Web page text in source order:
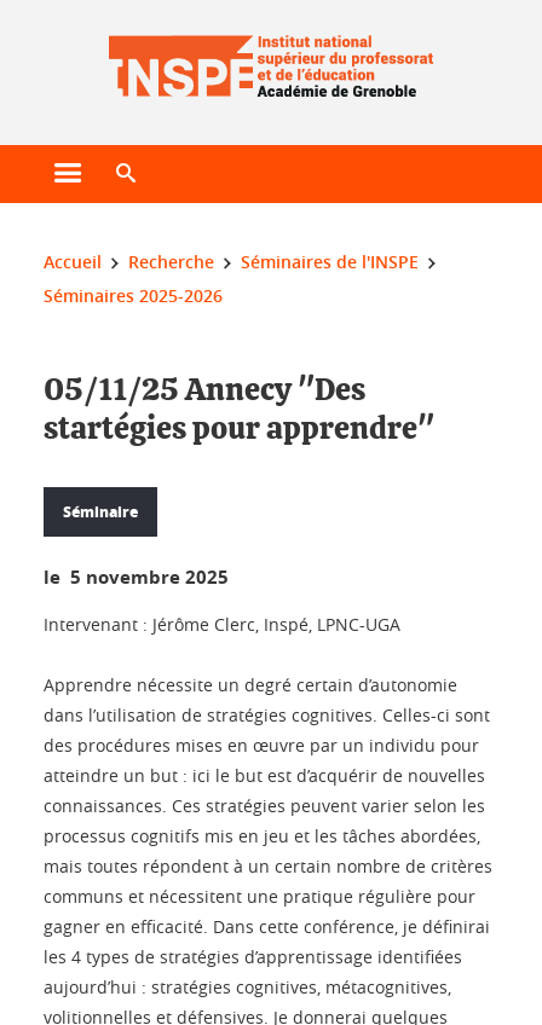
Ouvrir le menu principal
Vous êtes ici :
Accueil Recherche
Séminaires de l'INSPE
Séminaires 2025-2026
05/11/25 Annecy "Des
startégies pour apprendre"
Séminaire
le 5 novembre 2025
Intervenant : Jérôme Clerc, Inspé, LPNC-UGA
Apprendre nécessite un degré certain d’autonomie
dans l’utilisation de stratégies cognitives. Celles-ci sont
des procédures mises en œuvre par un individu pour
atteindre un but : ici le but est d’acquérir de nouvelles
connaissances. Ces stratégies peuvent varier selon les
processus cognitifs mis en jeu et les tâches abordées,
mais toutes répondent à un certain nombre de critères
communs et nécessitent une pratique régulière pour
gagner en efficacité. Dans cette conférence, je définirai
les 4 types de stratégies d’apprentissage identifiées
aujourd’hui : stratégies cognitives, métacognitives,
volitionnelles et défensives. Je donnerai quelques